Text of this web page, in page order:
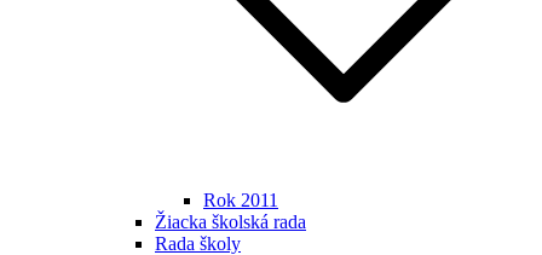
Rok 2011
Žiacka školská rada
Rada školy